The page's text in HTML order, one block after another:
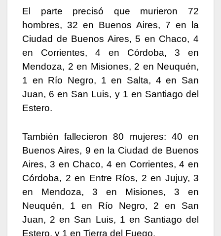
El parte precisó que murieron 72
hombres, 32 en Buenos Aires, 7 en la
Ciudad de Buenos Aires, 5 en Chaco, 4
en Corrientes, 4 en Córdoba, 3 en
Mendoza, 2 en Misiones, 2 en Neuquén,
1 en Río Negro, 1 en Salta, 4 en San
Juan, 6 en San Luis, y 1 en Santiago del
Estero.
También fallecieron 80 mujeres: 40 en
Buenos Aires, 9 en la Ciudad de Buenos
Aires, 3 en Chaco, 4 en Corrientes, 4 en
Córdoba, 2 en Entre Ríos, 2 en Jujuy, 3
en Mendoza, 3 en Misiones, 3 en
Neuquén, 1 en Río Negro, 2 en San
Juan, 2 en San Luis, 1 en Santiago del
Estero, y 1 en Tierra del Fuego.